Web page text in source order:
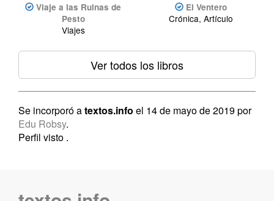
Viaje a las Ruinas de
Pesto
Viajes
El Ventero
Crónica, Artículo
Ver todos los libros
Se incorporó atextos.info el 14 de mayo de 2019 por
Edu Robsy.
Perfil visto .